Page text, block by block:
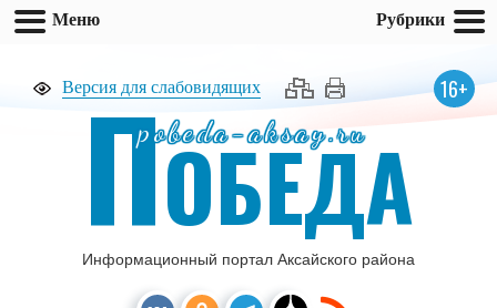
Версия для слабовидящих 16+
pobeda-aksay.ru
ПОБЕДА
Информационный портал Аксайского района
Меню Рубрики